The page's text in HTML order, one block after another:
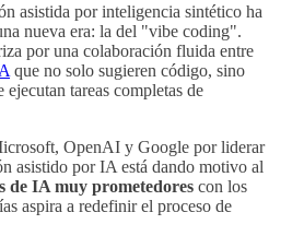
asistida por inteligencia sintético ha
nueva era: la del "vibe coding".
por una colaboración fluida entre
que no solo sugieren código, sino
tareas completas de
OpenAI y Google por liderar
asistido por IA está dando motivo al
de IA muy prometedores con los
aspira a redefinir el proceso de